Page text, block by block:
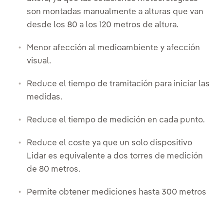
son montadas manualmente a alturas que van
desde los 80 a los 120 metros de altura.
Menor afección al medioambiente y afección
visual.
Reduce el tiempo de tramitación para iniciar las
medidas.
Reduce el tiempo de medición en cada punto.
Reduce el coste ya que un solo dispositivo
Lidar es equivalente a dos torres de medición
de 80 metros.
Permite obtener mediciones hasta 300 metros